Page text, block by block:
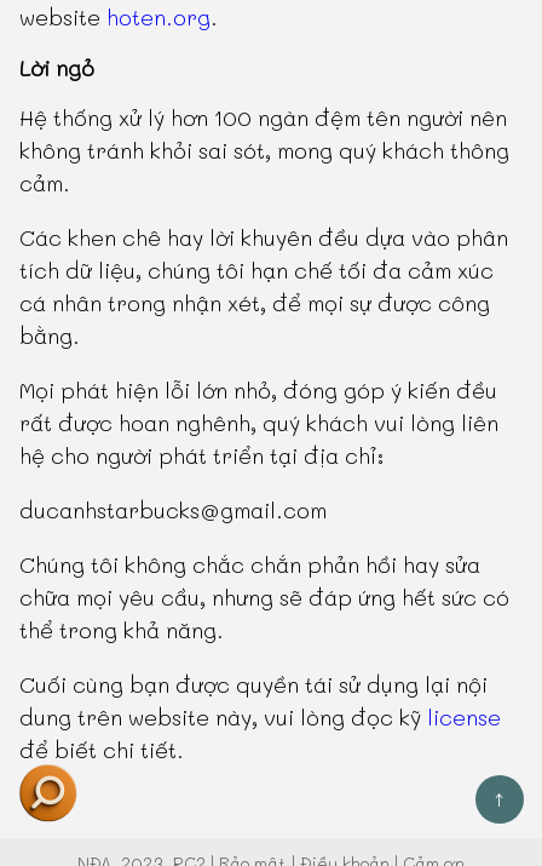
website hoten.org.
Lời ngỏ
Hệ thống xử lý hơn 100 ngàn đệm tên người nên
không tránh khỏi sai sót, mong quý khách thông
cảm.
Các khen chê hay lời khuyên đều dựa vào phân
tích dữ liệu, chúng tôi hạn chế tối đa cảm xúc
cá nhân trong nhận xét, để mọi sự được công
bằng.
Mọi phát hiện lỗi lớn nhỏ, đóng góp ý kiến đều
rất được hoan nghênh, quý khách vui lòng liên
hệ cho người phát triển tại địa chỉ:
ducanhstarbucks@gmail.com
Chúng tôi không chắc chắn phản hồi hay sửa
chữa mọi yêu cầu, nhưng sẽ đáp ứng hết sức có
thể trong khả năng.
Cuối cùng bạn được quyền tái sử dụng lại nội
dung trên website này, vui lòng đọc kỹ license
để biết chi tiết.
↑